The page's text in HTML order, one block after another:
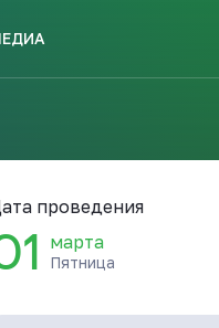
проведения
марта
Пятница